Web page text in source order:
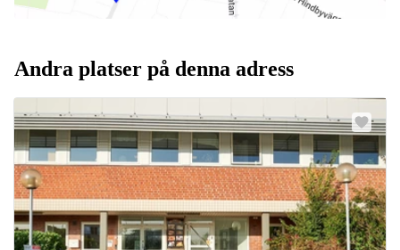
Andra platser på denna adress